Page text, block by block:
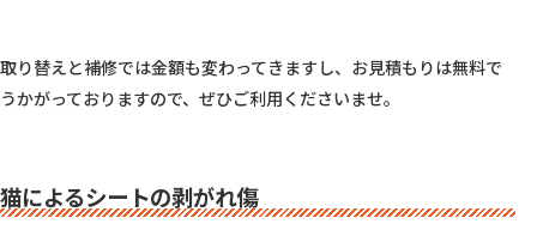
取り替えと補修では金額も変わってきますし、お見積もりは無料で
うかがっておりますので、ぜひご利用くださいませ。
猫によるシートの剥がれ傷